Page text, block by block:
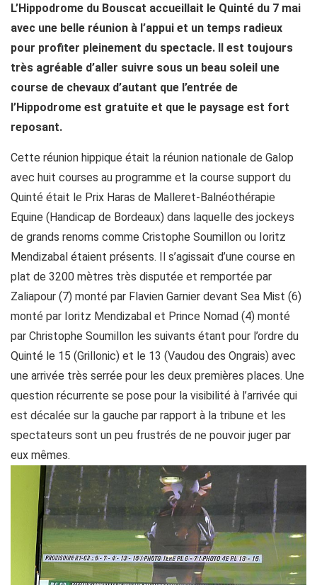
L’Hippodrome du Bouscat accueillait le Quinté du 7 mai
avec une belle réunion à l’appui et un temps radieux
pour profiter pleinement du spectacle. Il est toujours
très agréable d’aller suivre sous un beau soleil une
course de chevaux d’autant que l’entrée de
l’Hippodrome est gratuite et que le paysage est fort
reposant.
Cette réunion hippique était la réunion nationale de Galop
avec huit courses au programme et la course support du
Quinté était le Prix Haras de Malleret-Balnéothérapie
Equine (Handicap de Bordeaux) dans laquelle des jockeys
de grands renoms comme Cristophe Soumillon ou Ioritz
Mendizabal étaient présents. Il s’agissait d’une course en
plat de 3200 mètres très disputée et remportée par
Zaliapour (7) monté par Flavien Garnier devant Sea Mist (6)
monté par Ioritz Mendizabal et Prince Nomad (4) monté
par Christophe Soumillon les suivants étant pour l’ordre du
Quinté le 15 (Grillonic) et le 13 (Vaudou des Ongrais) avec
une arrivée très serrée pour les deux premières places. Une
question récurrente se pose pour la visibilité à l’arrivée qui
est décalée sur la gauche par rapport à la tribune et les
spectateurs sont un peu frustrés de ne pouvoir juger par
eux mêmes.